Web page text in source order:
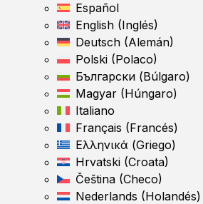
Español
English (Inglés)
Deutsch (Alemán)
Polski (Polaco)
Български (Búlgaro)
Magyar (Húngaro)
Italiano
Français (Francés)
Ελληνικά (Griego)
Hrvatski (Croata)
Čeština (Checo)
Nederlands (Holandés)